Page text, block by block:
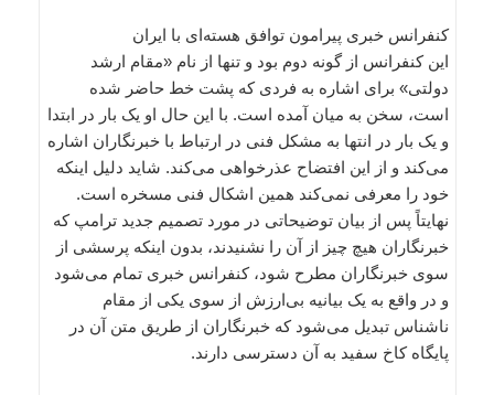
کنفرانس خبری پیرامون توافق هسته‌ای با ایران
این کنفرانس از گونه دوم بود و تنها از نام «مقام ارشد
دولتی» برای اشاره به فردی که پشت خط حاضر شده
است، سخن به میان آمده است. با این حال او یک بار در ابتدا
و یک بار در انتها به مشکل فنی در ارتباط با خبرنگاران اشاره
می‌کند و از این افتضاح عذرخواهی می‌کند. شاید دلیل اینکه
خود را معرفی نمی‌کند همین اشکال فنی مسخره است.
نهایتاً پس از بیان توضیحاتی در مورد تصمیم جدید ترامپ که
خبرنگاران هیچ چیز از آن را نشنیدند، بدون اینکه پرسشی از
سوی خبرنگاران مطرح شود، کنفرانس خبری تمام می‌شود
و در واقع به یک بیانیه بی‌ارزش از سوی یکی از مقام
ناشناس تبدیل می‌شود که خبرنگاران از طریق متن آن در
پایگاه کاخ سفید به آن دسترسی دارند.